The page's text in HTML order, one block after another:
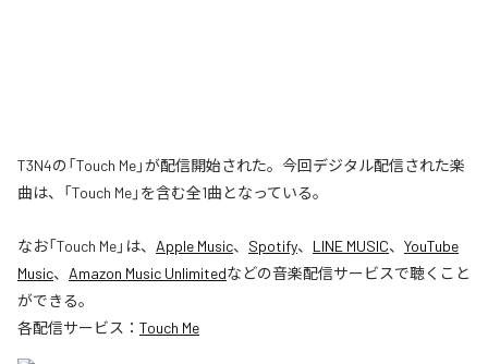
T3N4の「Touch Me」が配信開始された。今回デジタル配信された楽
曲は、「Touch Me」を含む全1曲となっている。
なお「Touch Me」は、 Apple Music、 Spotify、 LINE MUSIC、 YouTube
Music、 Amazon Music Unlimitedなどの音楽配信サービスで聴くこと
ができる。
各配信サービス： Touch Me